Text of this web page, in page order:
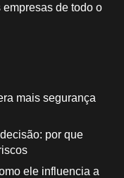
de todo o
mais segurança
por que
ele influencia a